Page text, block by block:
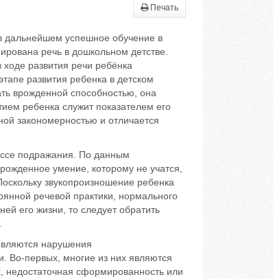
Печать
дальнейшем успешное обучение в
речь в дошкольном детстве.
развития речи ребёнка
развития ребенка в детском
врожденной способностью, она
ребенка служит показателем его
закономерностью и отличается
подражания. По данным
умение, которому не учатся,
звукопроизношение ребенка
речевой практики, нормального
его жизни, то следует обратить
нарушения
Во-первых, многие из них являются
недостаточная сформированность или